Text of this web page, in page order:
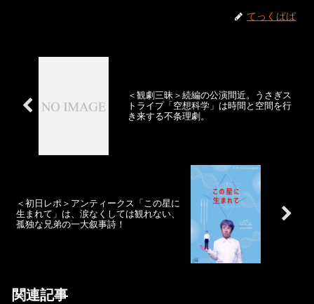
てっくぱぱ
＜観劇三昧＞続編の公演間近。うさぎス
トライプ「空想科学」は時間と空間を行
き来する不条理劇。
＜初日レポ＞アンティークス「この星に
生まれて」は、涙なくしては観れない、
孤独な兄弟の一大叙事詩！
関連記事